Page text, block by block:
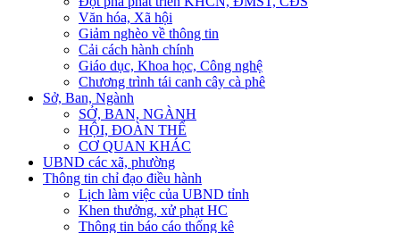
Văn hóa, Xã hội
Giảm nghèo về thông tin
Cải cách hành chính
Giáo dục, Khoa học, Công nghệ
Chương trình tái canh cây cà phê
Sở, Ban, Ngành
SỞ, BAN, NGÀNH
HỘI, ĐOÀN THỂ
CƠ QUAN KHÁC
UBND các xã, phường
Thông tin chỉ đạo điều hành
Lịch làm việc của UBND tỉnh
Khen thưởng, xử phạt HC
Thông tin báo cáo thống kê